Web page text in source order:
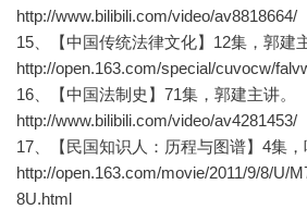
http://www.bilibili.com/video/av8818664/
15、【中国传统法律文化】12集，郭建
http://open.163.com/special/cuvocw/
16、【中国法制史】71集，郭建主讲。
http://www.bilibili.com/video/av4281453/
17、【民国知识人：历程与图谱】4集，
http://open.163.com/movie/2011/9/8/U/
8U.html